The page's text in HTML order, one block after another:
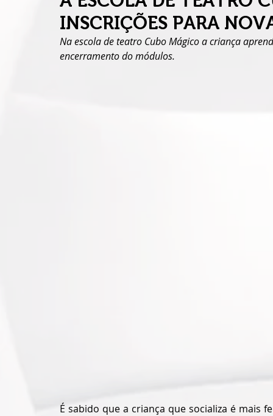
INSCRIÇÕES PARA
Na escola de teatro Cubo Mágico a criança
encerramento do módulos.
É sabido que a criança que socializa é mais